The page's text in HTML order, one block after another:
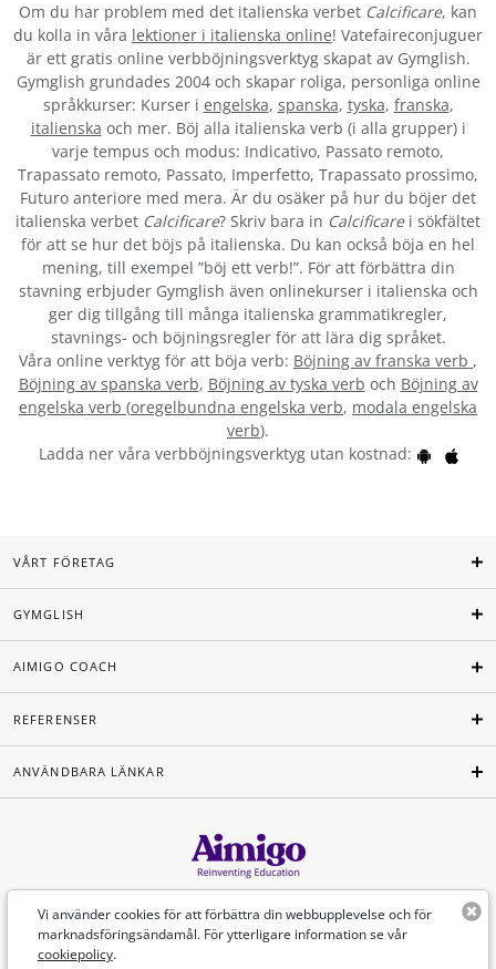
Om du har problem med det italienska verbet Calcificare, kan
du kolla in våra lektioner i italienska online! Vatefaireconjuguer
är ett gratis online verbböjningsverktyg skapat av Gymglish.
Gymglish grundades 2004 och skapar roliga, personliga online
språkkurser: Kurser i engelska, spanska, tyska, franska,
italienska och mer. Böj alla italienska verb (i alla grupper) i
varje tempus och modus: Indicativo, Passato remoto,
Trapassato remoto, Passato, Imperfetto, Trapassato prossimo,
Futuro anteriore med mera. Är du osäker på hur du böjer det
italienska verbet Calcificare? Skriv bara in Calcificarei sökfältet
för att se hur det böjs på italienska. Du kan också böja en hel
mening, till exempel ”böj ett verb!”. För att förbättra din
stavning erbjuder Gymglish även onlinekurser i italienska och
ger dig tillgång till många italienska grammatikregler,
stavnings- och böjningsregler för att lära dig språket.
Våra online verktyg för att böja verb: Böjning av franska verb ,
Böjning av spanska verb, Böjning av tyska verb och Böjning av
engelska verb (oregelbundna engelska verb, modala engelska
verb).
Ladda ner våra verbböjningsverktyg utan kostnad:
Vi använder cookies för att förbättra din webbupplevelse och för
marknadsföringsändamål. För ytterligare information se vår
cookiepolicy.
VÅRT FÖRETAG
GYMGLISH
AIMIGO COACH
REFERENSER
ANVÄNDBARA LÄNKAR
Svenska